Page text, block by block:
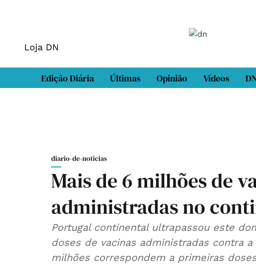
Loja DN
Edição Diária Últimas Opinião Vídeos
diario-de-noticias
Mais de 6 milhões de
administradas no
Portugal continental ultrapassou este
doses de vacinas administradas contra
milhões correspondem a primeiras